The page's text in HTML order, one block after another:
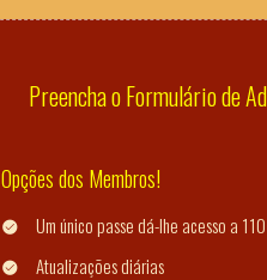
Preencha o Formulário de
Opções dos Membros!
Um único passe dá-lhe acesso a
Atualizações diárias